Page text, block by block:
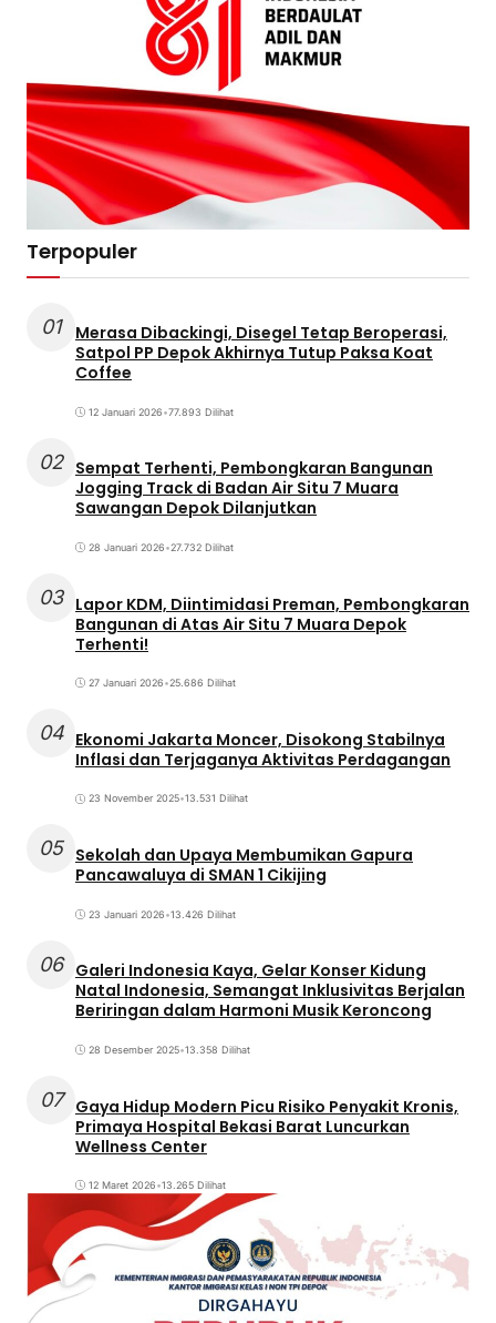
Terpopuler
01
Merasa Dibackingi, Disegel Tetap Beroperasi,
Satpol PP Depok Akhirnya Tutup Paksa Koat
Coffee
12 Januari 2026•77.893 Dilihat
02 Sempat Terhenti, Pembongkaran Bangunan
Jogging Track di Badan Air Situ 7 Muara
Sawangan Depok Dilanjutkan
28 Januari 2026•27.732 Dilihat
03 Lapor KDM, Diintimidasi Preman, Pembongkaran
Bangunan di Atas Air Situ 7 Muara Depok
Terhenti!
27 Januari 2026•25.686 Dilihat
04 Ekonomi Jakarta Moncer, Disokong Stabilnya
Inflasi dan Terjaganya Aktivitas Perdagangan
23 November 2025•13.531 Dilihat
05 Sekolah dan Upaya Membumikan Gapura
Pancawaluya di SMAN 1 Cikijing
23 Januari 2026•13.426 Dilihat
06 Galeri Indonesia Kaya, Gelar Konser Kidung
Natal Indonesia, Semangat Inklusivitas Berjalan
Beriringan dalam Harmoni Musik Keroncong
28 Desember 2025•13.358 Dilihat
07
Gaya Hidup Modern Picu Risiko Penyakit Kronis,
Primaya Hospital Bekasi Barat Luncurkan
Wellness Center
12 Maret 2026•13.265 Dilihat